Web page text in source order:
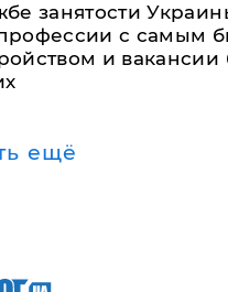
занятости
с самым
и вакансии
ещё